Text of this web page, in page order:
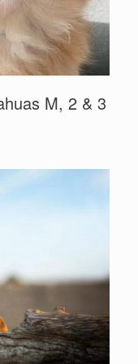
M, 2 & 3